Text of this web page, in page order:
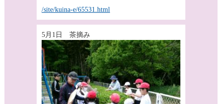
/site/kuina-e/65531.html
5月1日 茶摘み